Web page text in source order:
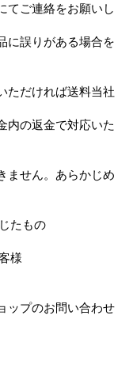
てご連絡をお願いし
に誤りがある場合を
ただければ送料当社
内の返金で対応いた
ません。あらかじめ
たもの
様
ップのお問い合わせ